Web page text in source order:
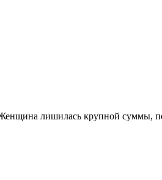
лишилась крупной суммы,